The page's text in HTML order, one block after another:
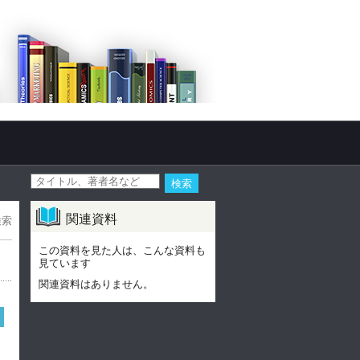
関連資料
この資料を見た人は、こんな資料も
見ています
関連資料はありません。